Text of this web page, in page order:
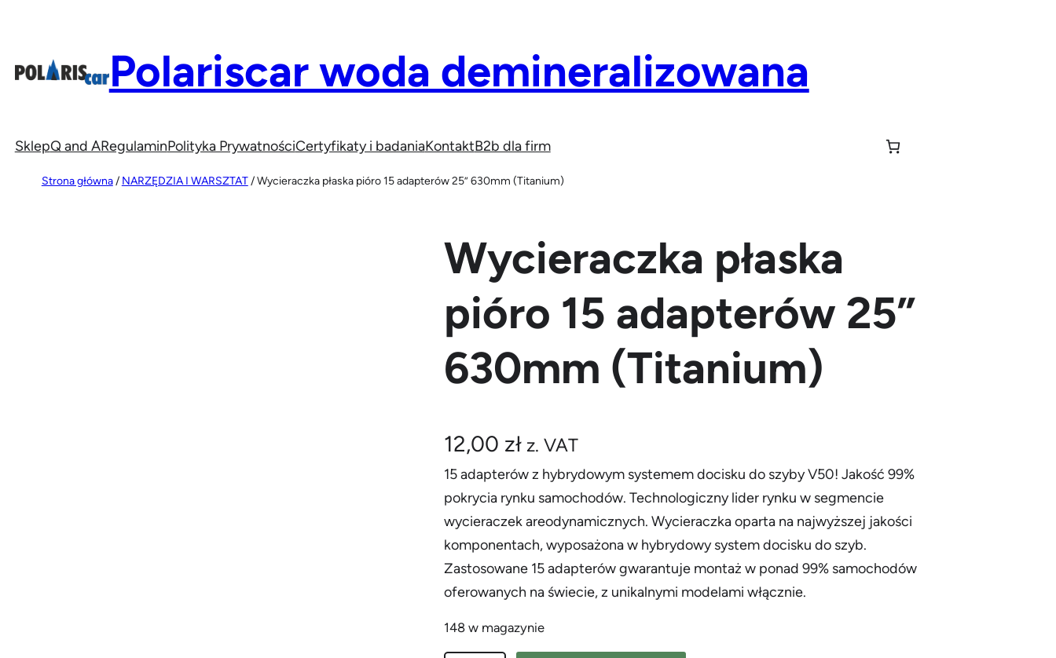
treści
Polariscar woda demineralizowana
SklepQ and ARegulaminPolityka PrywatnościCertyfikaty i badaniaKontaktB2b dla firm
Strona główna/ NARZĘDZIA I WARSZTAT/ Wycieraczka płaska pióro 15 adapterów 25” 630mm (Titanium)
Wycieraczka płaska
pióro 15 adapterów 25”
630mm (Titanium)
12,00 złz. VAT
15 adapterów z hybrydowym systemem docisku do szyby V50! Jakość 99%
pokrycia rynku samochodów. Technologiczny lider rynku w segmencie
wycieraczek areodynamicznych. Wycieraczka oparta na najwyższej jakości
komponentach, wyposażona w hybrydowy system docisku do szyb.
Zastosowane 15 adapterów gwarantuje montaż w ponad 99% samochodów
oferowanych na świecie, z unikalnymi modelami włącznie.
148 w magazynie